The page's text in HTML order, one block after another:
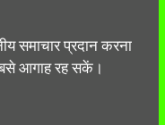
समाचार प्रदान करना
आगाह रह सकें।